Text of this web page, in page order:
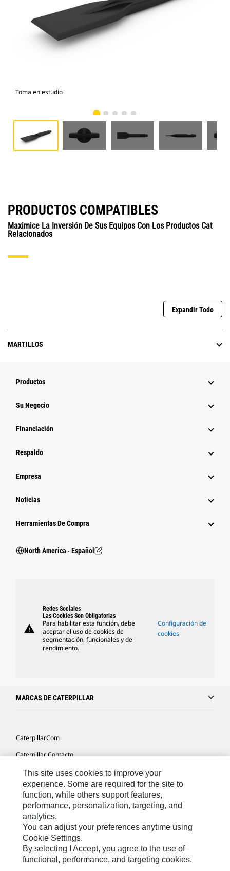
Toma en estudio
PRODUCTOS COMPATIBLES
Maximice La Inversión De Sus Equipos Con Los Productos Cat
Relacionados
Expandir Todo
MARTILLOS
Productos
Su Negocio
Financiación
Respaldo
Empresa
Noticias
Herramientas De Compra
North America ‧ Español
warning
Redes Sociales
Las Cookies Son Obligatorias
Para habilitar esta función, debe
aceptar el uso de cookies de
segmentación, funcionales y de
rendimiento.
Configuración de
cookies
MARCAS DE CATERPILLAR
Caterpillar.com
Caterpillar Contacto
Mis Preferencias De Marketing
Site Map
Cookie Settings
Legal
Privacy
This site uses cookies to improve your
experience. Some are required for the site to
function, while others support features,
performance, personalization, targeting, and
analytics.
You can adjust your preferences anytime using
Cookie Settings.
By selecting I Accept, you agree to the use of
functional, performance, and targeting cookies.